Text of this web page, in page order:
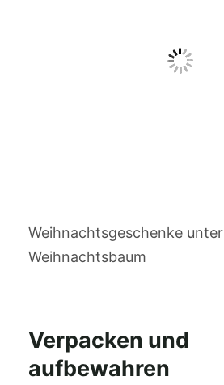
Weihnachtsgeschenke unter
Weihnachtsbaum
Verpacken und
aufbewahren